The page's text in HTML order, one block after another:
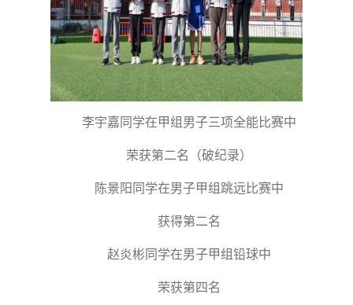
李宇嘉同学在甲组男子三项全能比赛中
荣获第二名（破纪录）
陈景阳同学在男子甲组跳远比赛中
获得第二名
赵炎彬同学在男子甲组铅球中
荣获第四名